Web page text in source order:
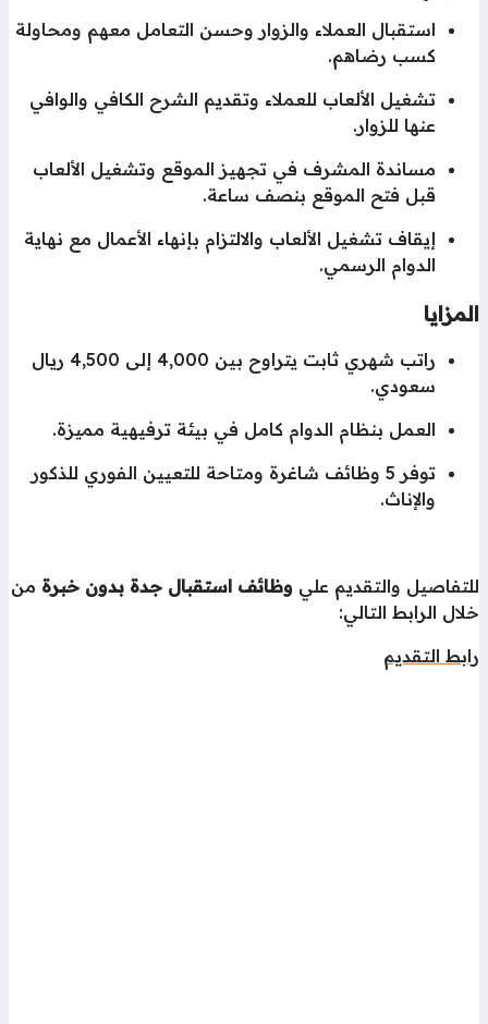
استقبال العملاء والزوار وحسن التعامل معهم ومحاولة
كسب رضاهم.
تشغيل الألعاب للعملاء وتقديم الشرح الكافي والوافي
عنها للزوار.
مساندة المشرف في تجهيز الموقع وتشغيل الألعاب
قبل فتح الموقع بنصف ساعة.
إيقاف تشغيل الألعاب والالتزام بإنهاء الأعمال مع نهاية
الدوام الرسمي.
راتب شهري ثابت يتراوح بين 4,000 إلى 4,500 ريال
سعودي.
العمل بنظام الدوام كامل في بيئة ترفيهية مميزة.
توفر 5 وظائف شاغرة ومتاحة للتعيين الفوري للذكور
والإناث.
والتقديم عليوظائف استقبال جدة بدون خبرةمن
الرابط التالي:
التقديم